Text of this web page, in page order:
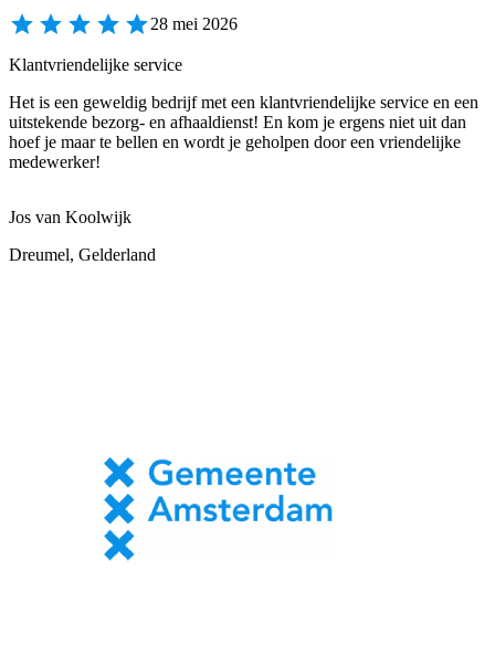
28 mei 2026
Klantvriendelijke service
Het is een geweldig bedrijf met een klantvriendelijke service en een
uitstekende bezorg- en afhaaldienst! En kom je ergens niet uit dan
hoef je maar te bellen en wordt je geholpen door een vriendelijke
medewerker!
Jos van Koolwijk
Dreumel, Gelderland